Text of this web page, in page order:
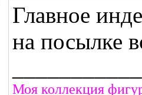
Главное
на посылке
Моя коллекция